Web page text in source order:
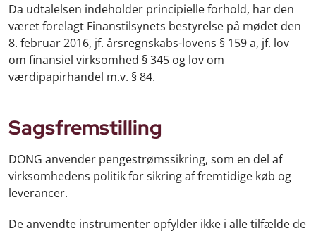
Da udtalelsen indeholder principielle forhold, har den
været forelagt Finanstilsynets bestyrelse på mødet den
8. februar 2016, jf. årsregnskabs-lovens § 159 a, jf. lov
om finansiel virksomhed § 345 og lov om
værdipapirhandel m.v. § 84.
Sagsfremstilling
DONG anvender pengestrømssikring, som en del af
virksomhedens politik for sikring af fremtidige køb og
leverancer.
De anvendte instrumenter opfylder ikke i alle tilfælde de